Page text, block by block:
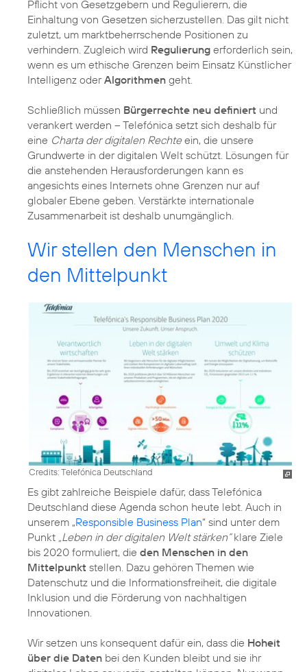
Pflicht von Gesetzgebern und Regulierern, die
Einhaltung von Gesetzen sicherzustellen. Das gilt nicht
zuletzt, um marktbeherrschende Positionen zu
verhindern. Zugleich wird Regulierung erforderlich sein,
wenn es um ethische Grenzen beim Einsatz Künstlicher
Intelligenz oderAlgorithmen geht.
Schließlich müssen Bürgerrechte neu definiert und
verankert werden – Telefónica setzt sich deshalb für
eine Charta der digitalen Rechteein, die unsere
Grundwerte in der digitalen Welt schützt. Lösungen für
die anstehenden Herausforderungen kann es
angesichts eines Internets ohne Grenzen nur auf
globaler Ebene geben. Verstärkte internationale
Zusammenarbeit ist deshalb unumgänglich.
Wir stellen den Menschen in
den Mittelpunkt
Credits: Telefónica Deutschland
Es gibt zahlreiche Beispiele dafür, dass Telefónica
Deutschland diese Agenda schon heute lebt. Auch in
unserem „Responsible Business Plan“ sind unter dem
Punkt „Leben in der digitalen Welt stärken“klare Ziele
bis 2020 formuliert, die den Menschen in den
Mittelpunkt stellen. Dazu gehören Themen wie
Datenschutz und die Informationsfreiheit, die digitale
Inklusion und die Förderung von nachhaltigen
Innovationen.
Wir setzen uns konsequent dafür ein, dass die Hoheit
über die Daten bei den Kunden bleibt und sie ihr